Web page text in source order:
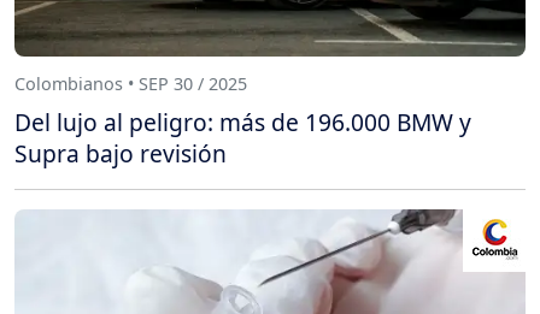
Colombianos • SEP 30 / 2025
Del lujo al peligro: más de 196.000 BMW y
Supra bajo revisión